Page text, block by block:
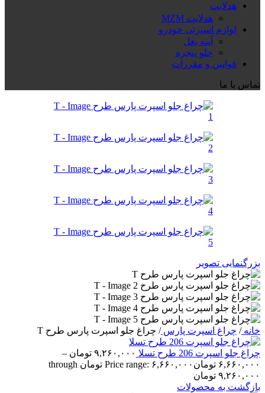
هدلایت
هدلایت MZM
لوازم اسپرتی خودرو
آینه بغل
جلو پنجره
قوانین و مقررات
تماس با ما
بزرگنمایی تصویر
خانه/ چراغ اسپرت پارس/ چراغ جلو اسپرت پارس طرح T
چراغ جلو اسپرت 206 طرح تسلا ۹,۲۶۰,۰۰۰ تومان –
۶,۶۶۰,۰۰۰ تومان
Price range: ۶,۶۶۰,۰۰۰ تومان through
۹,۲۶۰,۰۰۰ تومان
بازگشت به محصولات